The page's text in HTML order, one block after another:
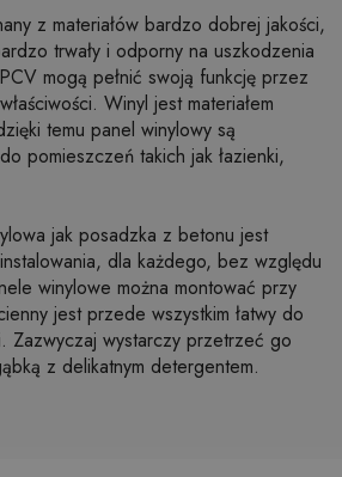
z materiałów bardzo dobrej jakości,
trwały i odporny na uszkodzenia
mogą pełnić swoją funkcję przez
Winyl jest materiałem
temu panel winylowy są
pomieszczeń takich jak łazienki,
jak posadzka z betonu jest
dla każdego, bez względu
winylowe można montować przy
jest przede wszystkim łatwy do
Zazwyczaj wystarczy przetrzeć go
z delikatnym detergentem.